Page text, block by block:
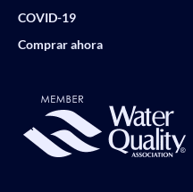
COVID-19
Comprar ahora